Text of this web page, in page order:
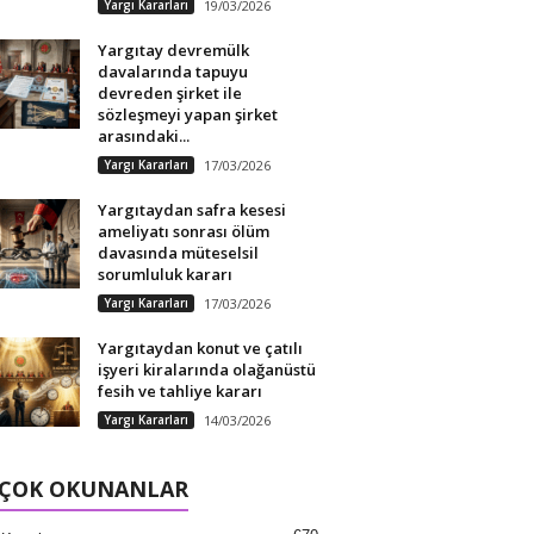
Yargı Kararları 19/03/2026
Yargıtay devremülk
davalarında tapuyu
devreden şirket ile
sözleşmeyi yapan şirket
arasındaki...
Yargı Kararları 17/03/2026
Yargıtaydan safra kesesi
ameliyatı sonrası ölüm
davasında müteselsil
sorumluluk kararı
Yargı Kararları 17/03/2026
Yargıtaydan konut ve çatılı
işyeri kiralarında olağanüstü
fesih ve tahliye kararı
Yargı Kararları 14/03/2026
OKUNANLAR